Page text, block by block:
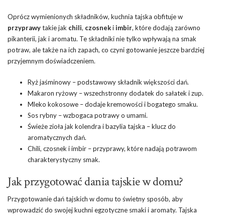
Oprócz wymienionych składników, kuchnia tajska obfituje w
przyprawytakie jak chili, czosnekiimbir, które dodają zarówno
pikanterii, jak i aromatu. Te składniki nie tylko wpływają na smak
potraw, ale także na ich zapach, co czyni gotowanie jeszcze bardziej
przyjemnym doświadczeniem.
Ryż jaśminowy – podstawowy składnik większości dań.
Makaron ryżowy – wszechstronny dodatek do sałatek i zup.
Mleko kokosowe – dodaje kremowości i bogatego smaku.
Sos rybny – wzbogaca potrawy o umami.
Świeże zioła jak kolendra i bazylia tajska – klucz do
aromatycznych dań.
Chili, czosnek i imbir – przyprawy, które nadają potrawom
charakterystyczny smak.
Jak przygotować dania tajskie w domu?
Przygotowanie dań tajskich w domu to świetny sposób, aby
wprowadzić do swojej kuchni egzotyczne smaki i aromaty. Tajska